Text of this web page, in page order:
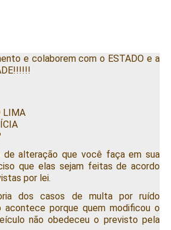
e colaborem com o ESTADO e a
LIMA
de alteração que você faça em sua
que elas sejam feitas de acordo
por lei.
dos casos de multa por ruído
porque quem modificou o
não obedeceu o previsto pela